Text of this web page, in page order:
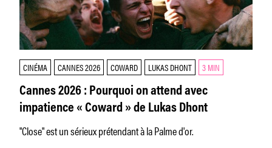
CINÉMA CANNES 2026 COWARD LUKAS DHONT 3 MIN
Cannes 2026 : Pourquoi on attend avec
impatience « Coward » de Lukas Dhont
"Close" est un sérieux prétendant à la Palme d'or.